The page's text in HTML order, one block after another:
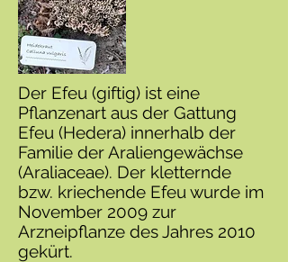
Der Efeu (giftig) ist eine
Pflanzenart aus der Gattung
Efeu (Hedera) innerhalb der
Familie der Araliengewächse
(Araliaceae). Der kletternde
bzw. kriechende Efeu wurde im
November 2009 zur
Arzneipflanze des Jahres 2010
gekürt.